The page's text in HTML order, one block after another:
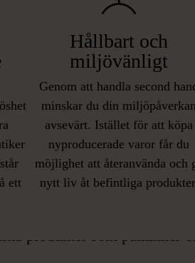
ett
Hållbart och
miljövänligt
Genom att handla second
minskar du din miljöpåverkan
avsevärt. Istället för att köpa
nyproducerade varor får du
möjlighet att återanvända och
nytt liv åt befintliga
produkter som påminner